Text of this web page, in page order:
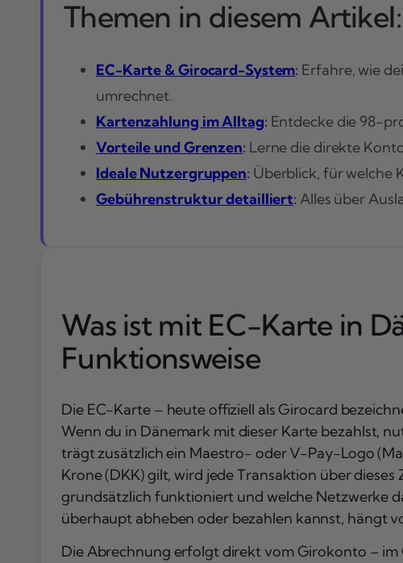
Themen in diesem Artikel:
EC-Karte & Girocard-System: Erfahre, wie
umrechnet.
Kartenzahlung im Alltag: Entdecke die 98-
Vorteile und Grenzen: Lerne die direkte
Ideale Nutzergruppen: Überblick, für welche
Gebührenstruktur detailliert: Alles über
Was ist mit EC-Karte in
Funktionsweise
Die EC-Karte – heute offiziell als Girocard
Wenn du in Dänemark mit dieser Karte bezahlst,
trägt zusätzlich ein Maestro- oder V-Pay-Logo
Krone (DKK) gilt, wird jede Transaktion über
grundsätzlich funktioniert und welche Netzwerke
überhaupt abheben oder bezahlen kannst, hängt
Die Abrechnung erfolgt direkt vom Girokonto –